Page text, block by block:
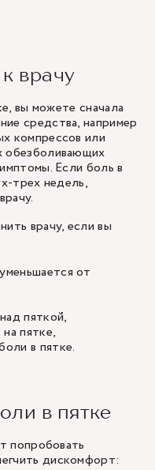
врачу
вы можете сначала
средства, например
компрессов или
обезболивающих
Если боль в
трех недель,
врачу, если вы
от
пяткой,
пятке,
в пятке.
в пятке
попробовать
дискомфорт: